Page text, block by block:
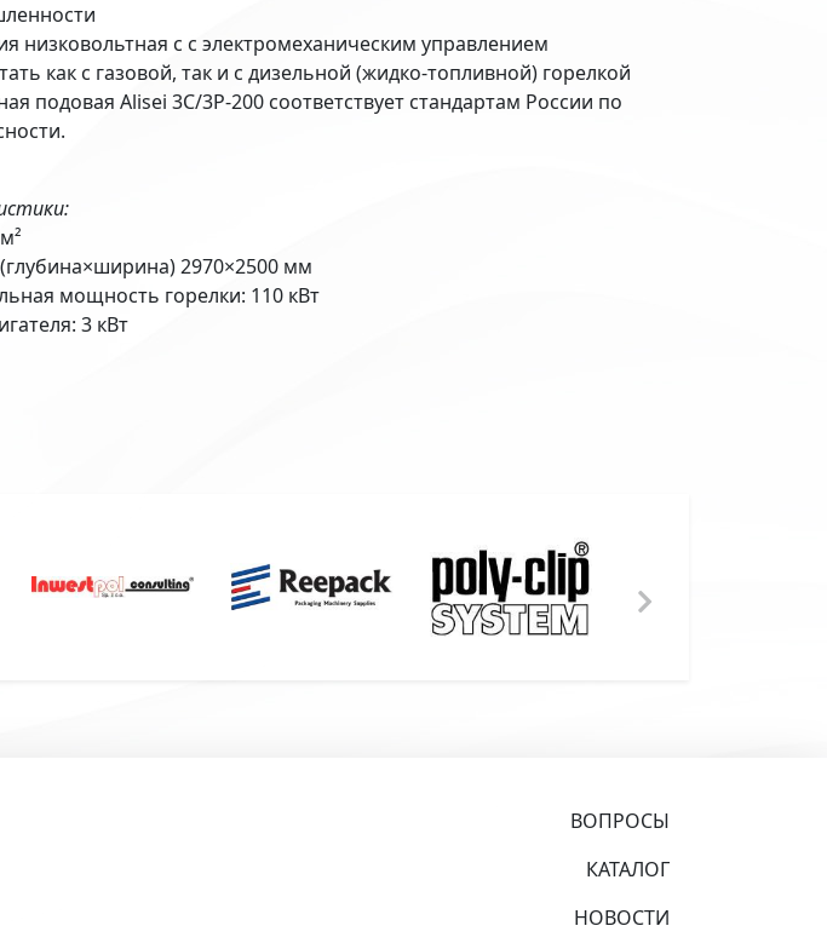
низковольтная с с электромеханическим управлением
как с газовой, так и с дизельной (жидко-топливной) горелкой
подовая Alisei 3С/3P-200 соответствует стандартам России по
2970×2500 мм
мощность горелки: 110 кВт
3 кВт
ВОПРОСЫ
КАТАЛОГ
НОВОСТИ